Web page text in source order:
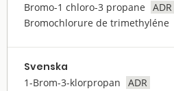
Bromo-1 chloro-3 propane
ADR
Bromochlorure de trimethyléne
Svenska
1-Brom-3-klorpropan
ADR